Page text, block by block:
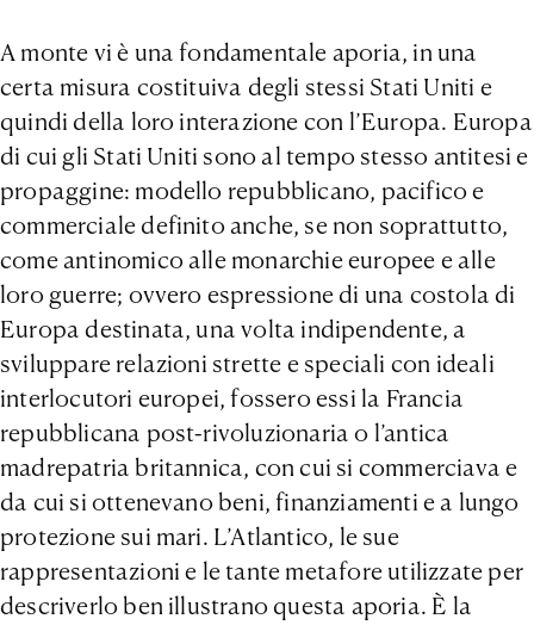
A monte vi è una fondamentale aporia, in una
certa misura costituiva degli stessi Stati Uniti e
quindi della loro interazione con l’Europa. Europa
di cui gli Stati Uniti sono al tempo stesso antitesi e
propaggine: modello repubblicano, pacifico e
commerciale definito anche, se non soprattutto,
come antinomico alle monarchie europee e alle
loro guerre; ovvero espressione di una costola di
Europa destinata, una volta indipendente, a
sviluppare relazioni strette e speciali con ideali
interlocutori europei, fossero essi la Francia
repubblicana post-rivoluzionaria o l’antica
madrepatria britannica, con cui si commerciava e
da cui si ottenevano beni, finanziamenti e a lungo
protezione sui mari. L’Atlantico, le sue
rappresentazioni e le tante metafore utilizzate per
descriverlo ben illustrano questa aporia. È la